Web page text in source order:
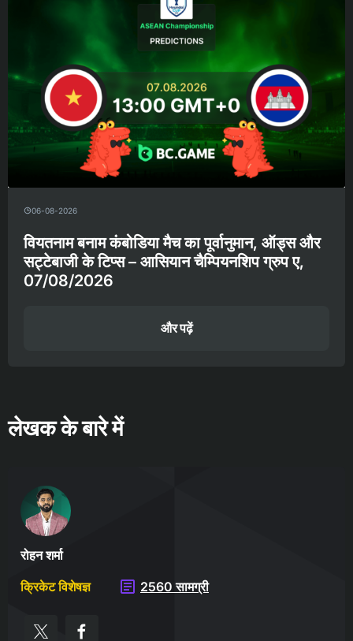
06-08-2026
वियतनाम बनाम कंबोडिया मैच का पूर्वानुमान, ऑड्स और
सट्टेबाजी के टिप्स – आसियान चैम्पियनशिप ग्रुप ए,
07/08/2026
और पढ़ें
लेखक के बारे में
रोहन शर्मा
क्रिकेट विशेषज्ञ
2560 सामग्री